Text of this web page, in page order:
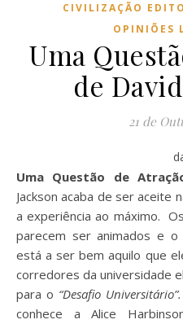
CIVILIZAÇÃO
OPINIÕES
Uma
de
21 de
Uma Questão de
Jackson acaba de ser aceite
a experiência ao máximo.
parecem ser animados e
está a ser bem aquilo que
corredores da universidade
para o “Desafio Universitário”.
conhece a Alice